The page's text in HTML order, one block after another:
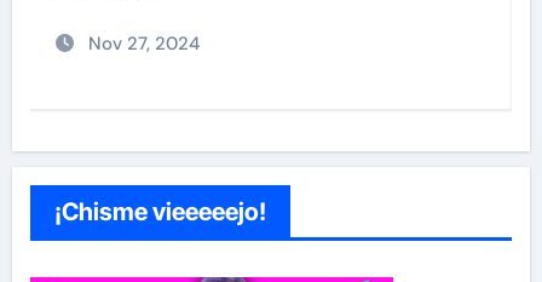
Nov 26, 2024
¡Chisme vieeeeejo!